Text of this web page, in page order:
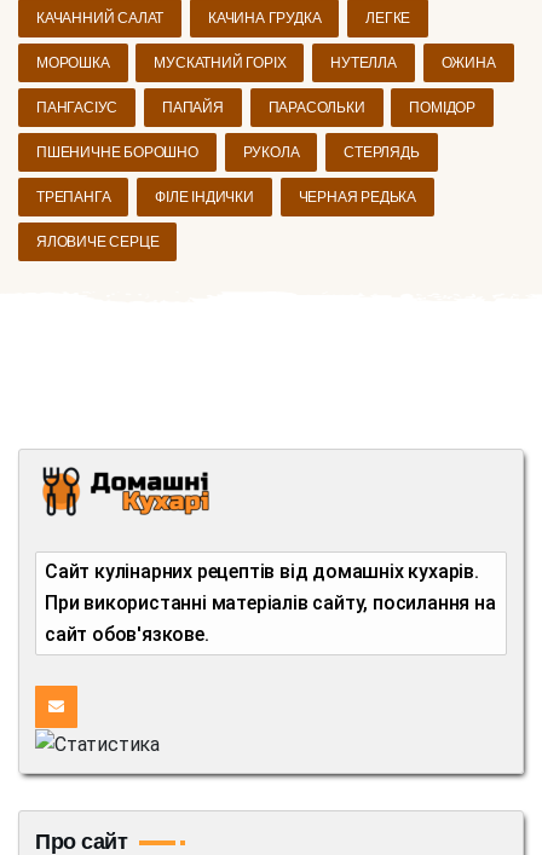
КАЧАННИЙ САЛАТ КАЧИНА ГРУДКА ЛЕГКЕ
МОРОШКА МУСКАТНИЙ ГОРІХ НУТЕЛЛА ОЖИНА
ПАНГАСІУС ПАПАЙЯ ПАРАСОЛЬКИ ПОМІДОР
ПШЕНИЧНЕ БОРОШНО РУКОЛА СТЕРЛЯДЬ
ТРЕПАНГА ФІЛЕ ІНДИЧКИ ЧЕРНАЯ РЕДЬКА
ЯЛОВИЧЕ СЕРЦЕ
Сайт кулінарних рецептів від домашніх кухарів.
При використанні матеріалів сайту, посилання на
сайт обов'язкове.
Про сайт